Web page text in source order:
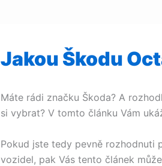
Jakou Škodu
Máte rádi značku Škoda? A
si vybrat? V tomto článku Vám
Pokud jste tedy pevně rozhodnuti
vozidel, pak Vás tento článek